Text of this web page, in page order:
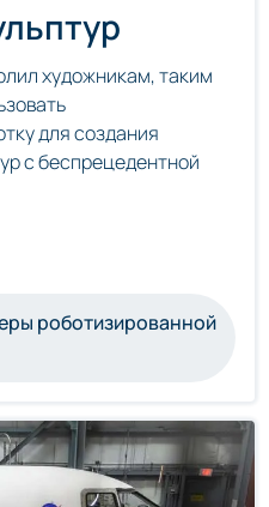
художникам, таким
для создания
с беспрецедентной
обрабатываемых
роботизированной